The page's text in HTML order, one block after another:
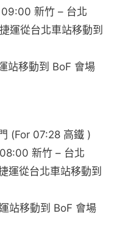
新竹 – 台北
運從台北車站移動到
站移動到 BoF 會場
(For 07:28 高鐵 )
新竹 – 台北
從台北車站移動到
站移動到 BoF 會場